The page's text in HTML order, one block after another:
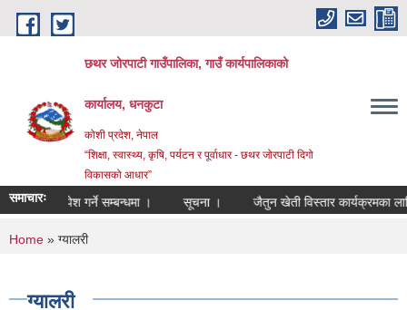
Skip to main content
छथर जोरपाटी गाउँपालिका, गाउँ कार्यपालिकाको
कार्यालय, धनकुटा
कोशी प्रदेश, नेपाल
“शिक्षा, स्वास्थ्य, कृषि, पर्यटन र पूर्वाधार - छथर जोरपाटी दिगो
विकासको आधार”
समाचारःपेश गर्ने सम्बन्धमा । सूचना । जैतुन खेती विस्तार कार्यक्रमका लागि
You are here
Home » ग्यालरी
ग्यालरी